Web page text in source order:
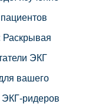
Раскрывая
ЭКГ
вашего
ЭКГ-ридеров